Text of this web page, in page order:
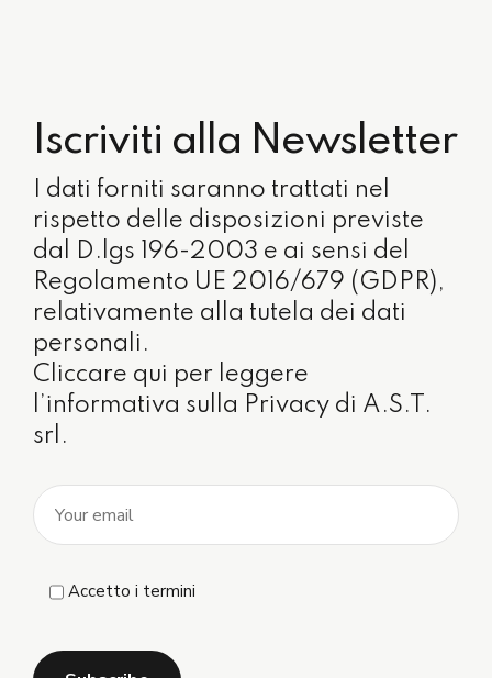
Iscriviti alla Newsletter
I dati forniti saranno trattati nel
rispetto delle disposizioni previste
dal D.lgs 196-2003 e ai sensi del
Regolamento UE 2016/679 (GDPR),
relativamente alla tutela dei dati
personali.
Cliccare qui per leggere
l’informativa sulla Privacy di A.S.T.
srl.
Accetto i termini